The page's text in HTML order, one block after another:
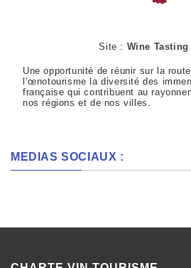
Site : Wine
Une opportunité de réunir sur la
l’œnotourisme la diversité des
française qui contribuent au
nos régions et de nos villes.
MEDIAS SOCIAUX :